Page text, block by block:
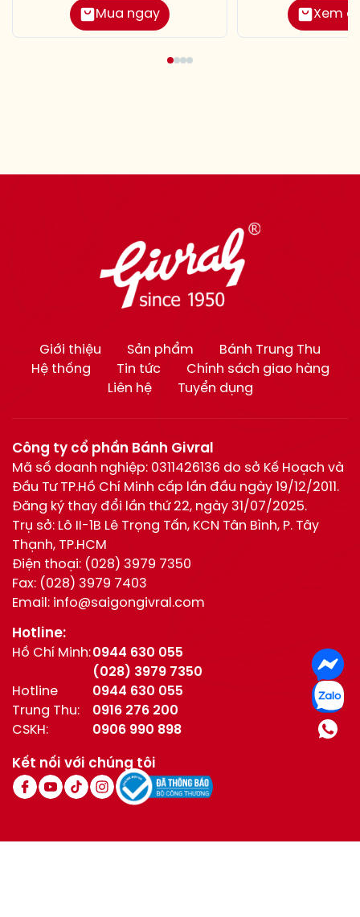
Mua ngay Xem
Giới thiệu Sản phẩm
Bánh Trung Thu
Hệ thống
Tin tức
Chính sách giao hàng
Liên hệ
Tuyển dụng
Công ty cổ phần Bánh Givral
Mã số doanh nghiệp: 0311426136 do sở Kế Hoạch và
Đầu Tư TP.Hồ Chí Minh cấp lần đầu ngày 19/12/2011.
Đăng ký thay đổi lần thứ 22, ngày 31/07/2025.
Trụ sở: Lô II-1B Lê Trọng Tấn, KCN Tân Bình, P. Tây
Thạnh, TP.HCM
Điện thoại: (028) 3979 7350
Fax: (028) 3979 7403
Email: info@saigongivral.com
Hotline:
Hồ Chí Minh:0944 630 055
(028) 3979 7350
Hotline
Trung Thu:
0944 630 055
0916 276 200
CSKH:
0906 990 898
Kết nối với chúng tôi